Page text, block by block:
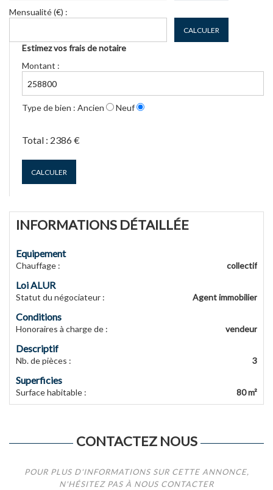
Mensualité (€) :
CALCULER
Estimez vos frais de notaire
Montant :
Type de bien : Ancien Neuf
Total : 2386 €
CALCULER
INFORMATIONS DÉTAILLÉE
Equipement
Chauffage : collectif
Loi ALUR
Statut du négociateur : Agent immobilier
Conditions
Honoraires à charge de : vendeur
Descriptif
Nb. de pièces : 3
Superficies
Surface habitable : 80 m²
CONTACTEZ NOUS
POUR PLUS D'INFORMATIONS SUR CETTE ANNONCE,
N'HÉSITEZ PAS À NOUS CONTACTER